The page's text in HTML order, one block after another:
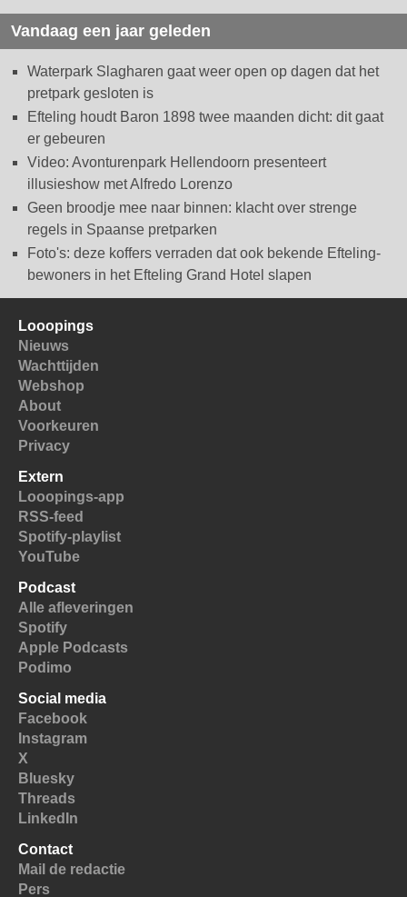
Vandaag een jaar geleden
Waterpark Slagharen gaat weer open op dagen dat het
pretpark gesloten is
Efteling houdt Baron 1898 twee maanden dicht: dit gaat
er gebeuren
Video: Avonturenpark Hellendoorn presenteert
illusieshow met Alfredo Lorenzo
Geen broodje mee naar binnen: klacht over strenge
regels in Spaanse pretparken
Foto's: deze koffers verraden dat ook bekende Efteling-
bewoners in het Efteling Grand Hotel slapen
Looopings
Nieuws
Wachttijden
Webshop
About
Voorkeuren
Privacy
Extern
Looopings-app
RSS-feed
Spotify-playlist
YouTube
Podcast
Alle afleveringen
Spotify
Apple Podcasts
Podimo
Social media
Facebook
Instagram
X
Bluesky
Threads
LinkedIn
Contact
Mail de redactie
Pers